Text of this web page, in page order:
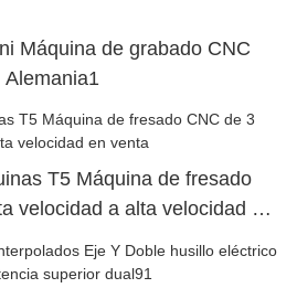
Máquina de grabado CNC
Alemania1
T5 Máquina de fresado
velocidad a alta velocidad en